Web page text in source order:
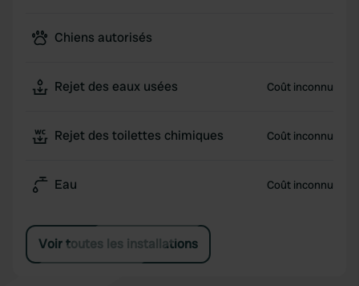
Chiens autorisés
Rejet des eaux usées Coût inconnu
Rejet des toilettes chimiques Coût inconnu
Eau Coût inconnu
Voir toutes les installations